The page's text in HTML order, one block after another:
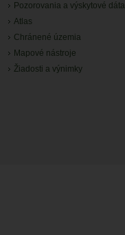
Pozorovania a výskytové dáta
Atlas
Chránené územia
Mapové nástroje
Žiadosti a výnimky